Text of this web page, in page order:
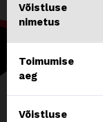
Võistluse
nimetus
Toimumise
aeg
Võistluse